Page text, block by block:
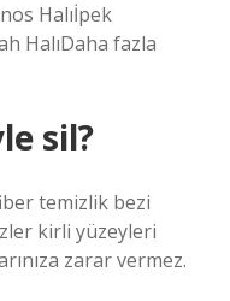
Halıİpek
HalıDaha fazla
sil?
temizlik bezi
kirli yüzeyleri
zarar vermez.